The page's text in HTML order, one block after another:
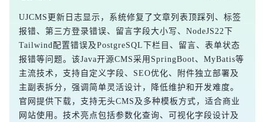
UJCMS更新日志显示，系统修复了文章列表顶踩列、标签
报错、第三方登录错误、留言字段大小写、NodeJS22下
Tailwind配置错误及PostgreSQL下栏目、留言、表单状态
报错等问题。该Java开源CMS采用SpringBoot、MyBatis等
主流技术，支持自定义字段、SEO优化、附件独立部署及
主副表拆分，强调简单灵活设计，降低维护和开发难度。
官网提供下载，支持无头CMS及多种模板方式，适合商业
网站使用。技术亮点包括参数化查询、可视化字段设计及